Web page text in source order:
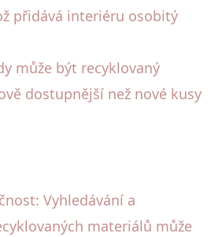
přidává interiéru osobitý
může být recyklovaný
dostupnější než nové kusy
Vyhledávání a
materiálů může